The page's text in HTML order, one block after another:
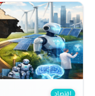
اقتصاد